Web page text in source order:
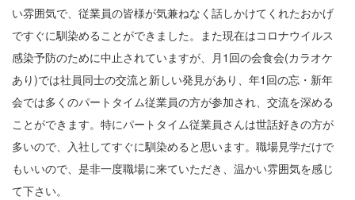
い雰囲気で、従業員の皆様が気兼ねなく話しかけてくれたおかげ
ですぐに馴染めることができました。また現在はコロナウイルス
感染予防のために中止されていますが、月1回の会食会(カラオケ
あり)では社員同士の交流と新しい発見があり、年1回の忘・新年
会では多くのパートタイム従業員の方が参加され、交流を深める
ことができます。特にパートタイム従業員さんは世話好きの方が
多いので、入社してすぐに馴染めると思います。職場見学だけで
もいいので、是非一度職場に来ていただき、温かい雰囲気を感じ
て下さい。